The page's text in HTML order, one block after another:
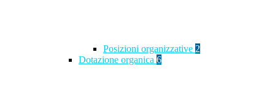
Posizioni organizzative 2
Dotazione organica 6